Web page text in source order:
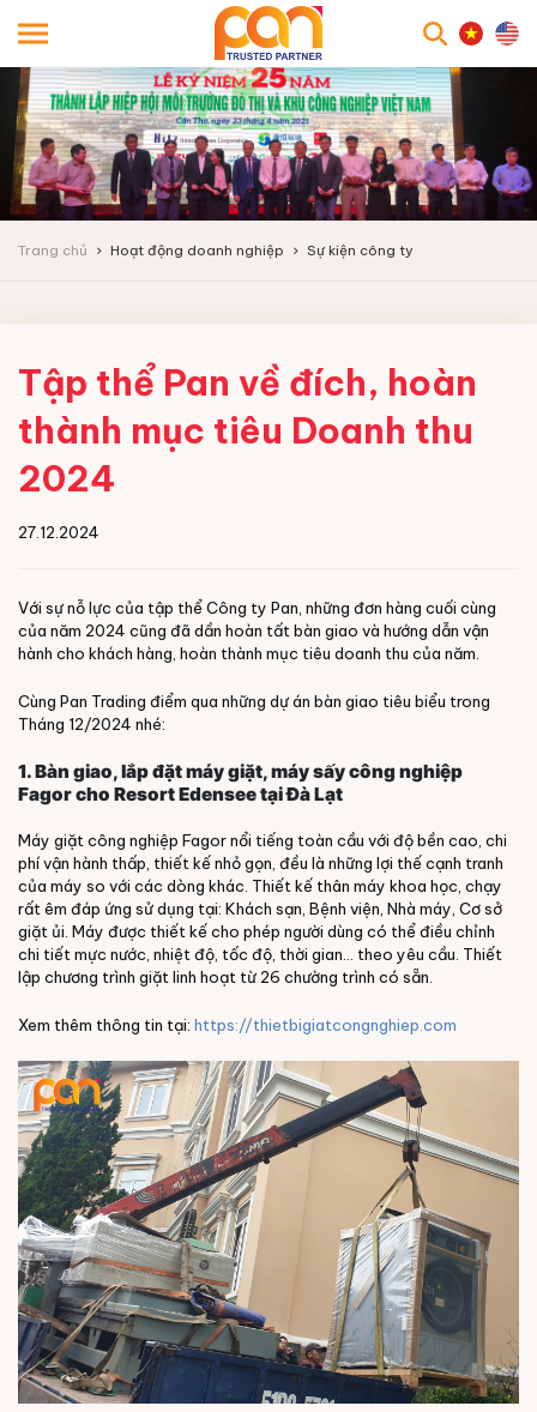
Trang chủ Hoạt động doanh nghiệp Sự kiện công ty
Tập thể Pan về đích, hoàn
thành mục tiêu Doanh thu
2024
27.12.2024
Với sự nỗ lực của tập thể Công ty Pan, những đơn hàng cuối cùng
của năm 2024 cũng đã dần hoàn tất bàn giao và hướng dẫn vận
hành cho khách hàng, hoàn thành mục tiêu doanh thu của năm.
Cùng Pan Trading điểm qua những dự án bàn giao tiêu biểu trong
Tháng 12/2024 nhé:
1. Bàn giao, lắp đặt máy giặt, máy sấy công nghiệp
Fagor cho Resort Edensee tại Đà Lạt
Máy giặt công nghiệp Fagor nổi tiếng toàn cầu với độ bền cao, chi
phí vận hành thấp, thiết kế nhỏ gọn, đều là những lợi thế cạnh tranh
của máy so với các dòng khác. Thiết kế thân máy khoa học, chạy
rất êm đáp ứng sử dụng tại: Khách sạn, Bệnh viện, Nhà máy, Cơ sở
giặt ủi. Máy được thiết kế cho phép người dùng có thể điều chỉnh
chi tiết mực nước, nhiệt độ, tốc độ, thời gian… theo yêu cầu. Thiết
lập chương trình giặt linh hoạt từ 26 chường trình có sẵn.
Xem thêm thông tin tại: https://thietbigiatcongnghiep.com